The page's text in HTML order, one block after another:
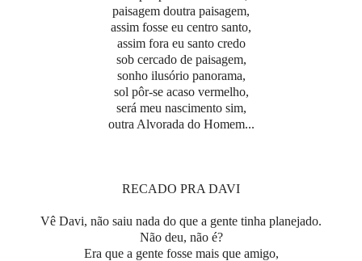
paisagem doutra paisagem,
assim fosse eu centro santo,
assim fora eu santo credo
sob cercado de paisagem,
sonho ilusório panorama,
sol pôr-se acaso vermelho,
será meu nascimento sim,
outra Alvorada do Homem...
RECADO PRA DAVI
Vê Davi, não saiu nada do que a gente tinha planejado.
Não deu, não é?
Era que a gente fosse mais que amigo,